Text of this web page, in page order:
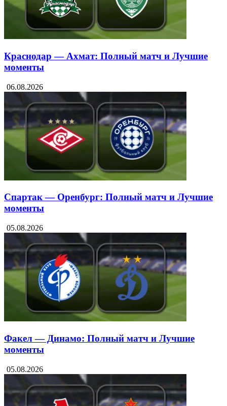
Краснодар — Ахмат: Полный матч и Лучшие
моменты
06.08.2026
Спартак — Оренбург: Полный матч и Лучшие
моменты
05.08.2026
Факел — Динамо: Полный матч и Лучшие
моменты
05.08.2026